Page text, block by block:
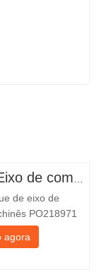
Semi-reboque Eixo de comando
de eixo de
PO218971
agora